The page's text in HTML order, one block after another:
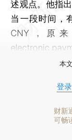
述观点。他指
当一段时间，
CNY，原来
electronic
本
登录
财新
可畅